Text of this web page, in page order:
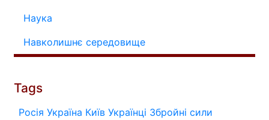
Наука
Навколишнє середовище
Tags
Росія Україна Київ Українці Збройні сили